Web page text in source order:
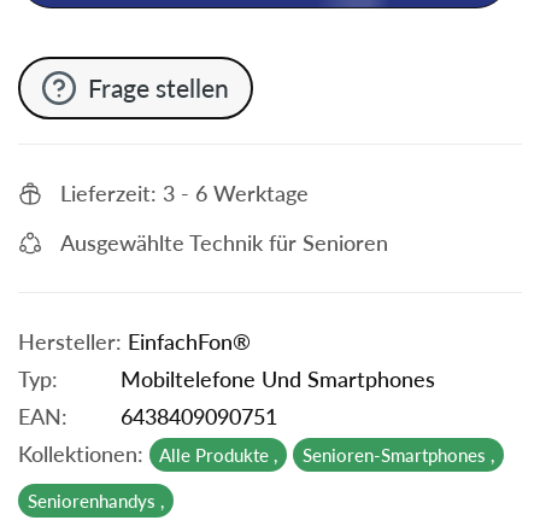
Frage stellen
Lieferzeit: 3 - 6 Werktage
Ausgewählte Technik für Senioren
Hersteller: EinfachFon®
Typ:
Mobiltelefone Und Smartphones
EAN:
6438409090751
Kollektionen:
Alle Produkte , Senioren-Smartphones ,
Seniorenhandys ,